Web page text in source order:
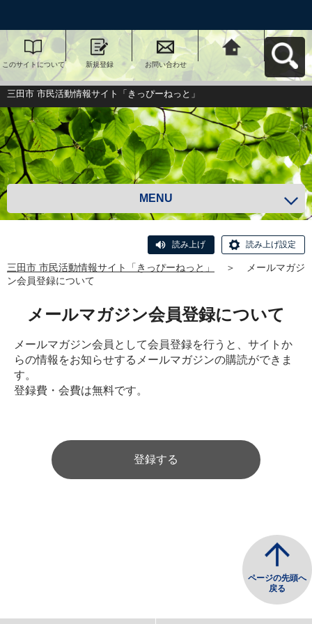
このサイトについて 新規登録 お問い合わせ
三田市 市民活動情報
サイト「きっぴーね
っと」へ戻る
三田市 市民活動情報サイト「きっぴーねっと」
MENU
読み上げ 読み上げ設定
三田市 市民活動情報サイト「きっぴーねっと」 ＞
メールマガジ
ン会員登録について
メールマガジン会員登録について
メールマガジン会員として会員登録を行うと、サイトか
らの情報をお知らせするメールマガジンの購読ができま
す。
登録費・会費は無料です。
登録する
ページの先頭へ
戻る